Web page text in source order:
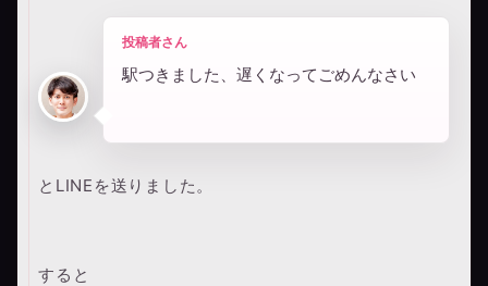
投稿者さん
駅つきました、遅くなってごめんなさい
とLINEを送りました。
すると